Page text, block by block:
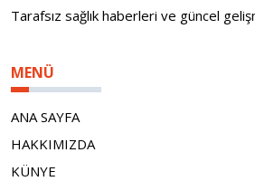
Tarafsız sağlık haberleri ve güncel
MENÜ
ANA SAYFA
HAKKIMIZDA
KÜNYE